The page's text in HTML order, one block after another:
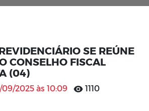
SE REÚNE
CONSELHO FISCAL
(04)
2025 às 10:09
1110